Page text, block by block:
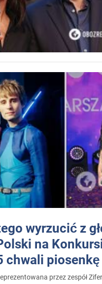
wyrzucić z
na
chwali
przez zespół